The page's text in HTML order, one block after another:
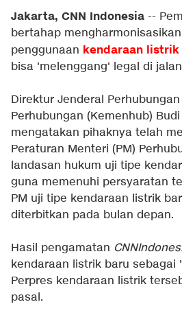
Jakarta, CNN Indonesia --
bertahap mengharmonisasikan
penggunaan kendaraan listrik
bisa 'melenggang' legal di
Direktur Jenderal
Perhubungan (Kemenhub)
mengatakan pihaknya telah
Peraturan Menteri (PM)
landasan hukum uji tipe
guna memenuhi persyaratan
PM uji tipe kendaraan listrik
diterbitkan pada bulan depan.
Hasil pengamatan
kendaraan listrik baru sebagai
Perpres kendaraan listrik
pasal.